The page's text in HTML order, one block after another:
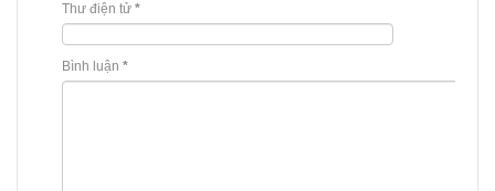
Thư điện tử *
Bình luận *